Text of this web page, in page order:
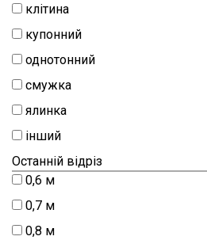
клітина
купонний
однотонний
смужка
ялинка
інший
Останній відріз
0,6 м
0,7 м
0,8 м